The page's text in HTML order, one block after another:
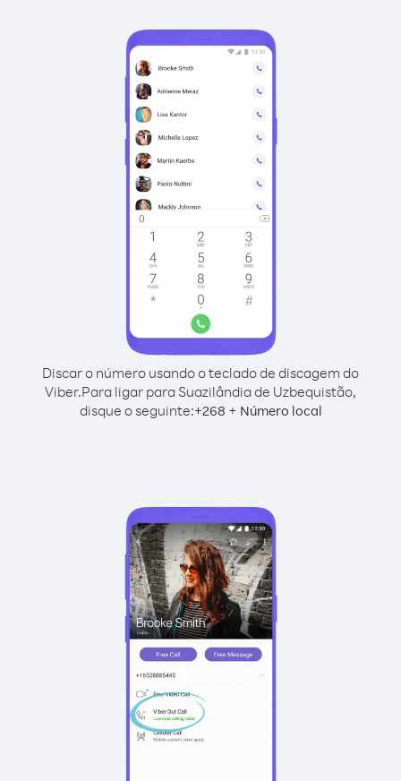
Discar o número usando o teclado de discagem do
Viber.Para ligar para Suazilândia de Uzbequistão,
disque o seguinte:+268 + Número local